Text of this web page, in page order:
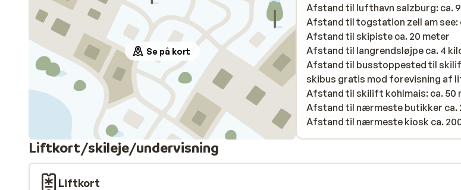
Se på kort
Afstand til lufthavn salzburg: ca.
Afstand til togstation zell am see:
Afstand til skipiste ca. 20 meter
Afstand til langrendsløjpe ca. 4
Afstand til busstoppested til
skibus gratis mod forevisning af
Afstand til skilift kohlmais: ca. 50
Afstand til nærmeste butikker ca.
Afstand til nærmeste kiosk ca.
Liftkort/skileje/undervisning
Liftkort